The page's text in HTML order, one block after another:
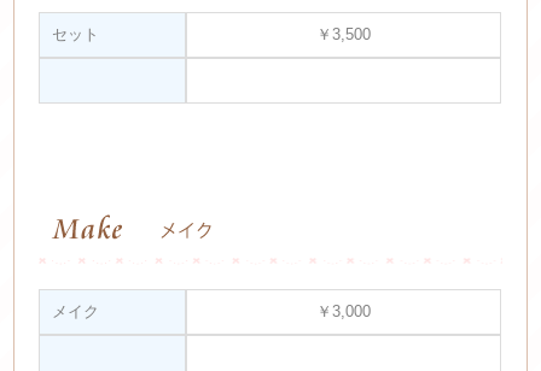
セット ￥3,500
メイク ￥3,000